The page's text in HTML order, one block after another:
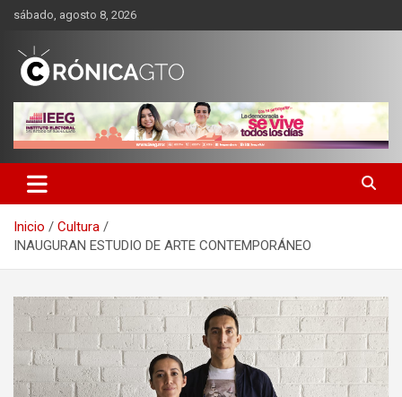
Saltar
contenido
sábado, agosto 8, 2026
CRONICA GUANAJUATO
Inicio
Cultura
INAUGURAN ESTUDIO DE ARTE CONTEMPORÁNEO